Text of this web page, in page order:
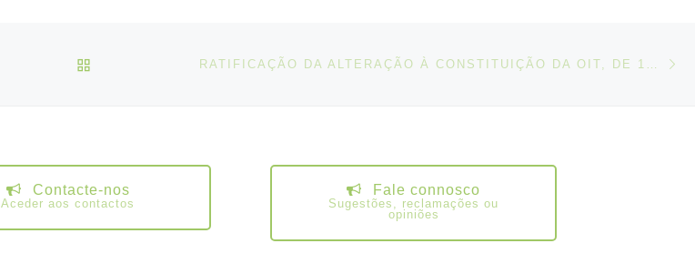
VOLTAR À LISTA DE ARTIGOS
Contacte-nos
Aceder aos contactos
Fale connosco
Sugestões, reclamações ou
opiniões